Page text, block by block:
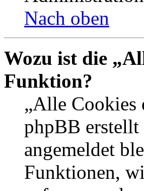
Nach oben
Wozu ist die
Funktion?
„Alle Cookies
phpBB erstellt
angemeldet
Funktionen,